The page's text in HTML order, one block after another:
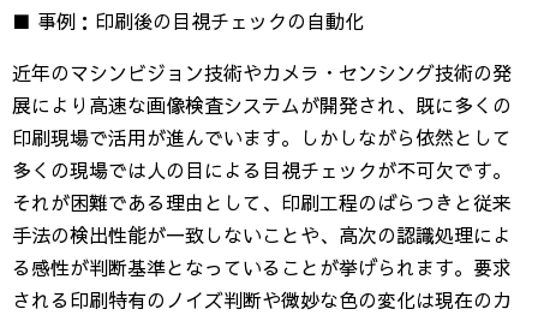
■ 事例：印刷後の目視チェックの自動化
近年のマシンビジョン技術やカメラ・センシング技術の発
展により高速な画像検査システムが開発され、既に多くの
印刷現場で活用が進んでいます。しかしながら依然として
多くの現場では人の目による目視チェックが不可欠です。
それが困難である理由として、印刷工程のばらつきと従来
手法の検出性能が一致しないことや、高次の認識処理によ
る感性が判断基準となっていることが挙げられます。要求
される印刷特有のノイズ判断や微妙な色の変化は現在のカ